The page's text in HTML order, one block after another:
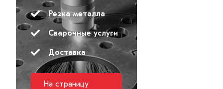
Резка металла
Сварочные услуги
Доставка
На страницу